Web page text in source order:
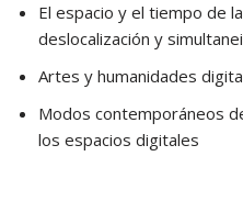
El espacio y el tiempo de
deslocalización y
Artes y humanidades
Modos contemporáneos
los espacios digitales